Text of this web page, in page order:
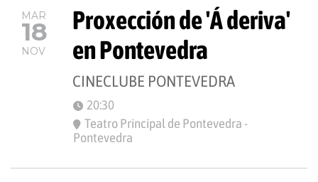
MAR
18
NOV
Proxección de 'Á deriva'
en Pontevedra
CINECLUBE PONTEVEDRA
20:30
Teatro Principal de Pontevedra -
Pontevedra